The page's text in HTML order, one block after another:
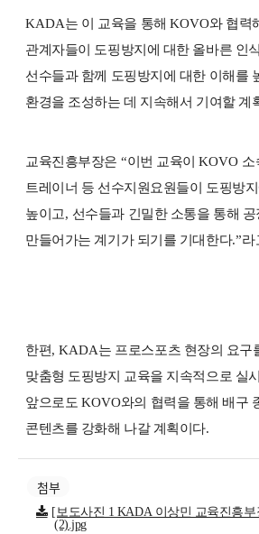
KADA는 이 교육을 통해KOVO와 협력
관계자들이 도핑방지에 대한 올바른 인
선수들과 함께 도핑방지에 대한 이해를
환경을 조성하는 데 지속해서 기여할 계
교육진흥부장은 “이번 교육이KOVO 소
트레이너 등 선수지원요원들이 도핑방
높이고, 선수들과 긴밀한 소통을 통해
만들어가는 계기가 되기를 기대한다.”라
한편, KADA는 프로스포츠 현장의 요구
맞춤형 도핑방지 교육을 지속적으로 실
앞으로도 KOVO와의 협력을 통해 배구
콘텐츠를 강화해 나갈 계획이다.
첨부
[보도사진 1 KADA 이상민 교육진흥부
(2).jpg